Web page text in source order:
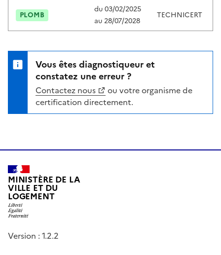
PLOMB
du03/02/2025
au 28/07/2028
TECHNICERT
Vous êtes diagnostiqueur et
constatez une erreur ?
Contactez nous
ou votre organisme de
certification directement.
MINISTÈRE DE LA
VILLE ET DU
LOGEMENT
Version : 1.2.2